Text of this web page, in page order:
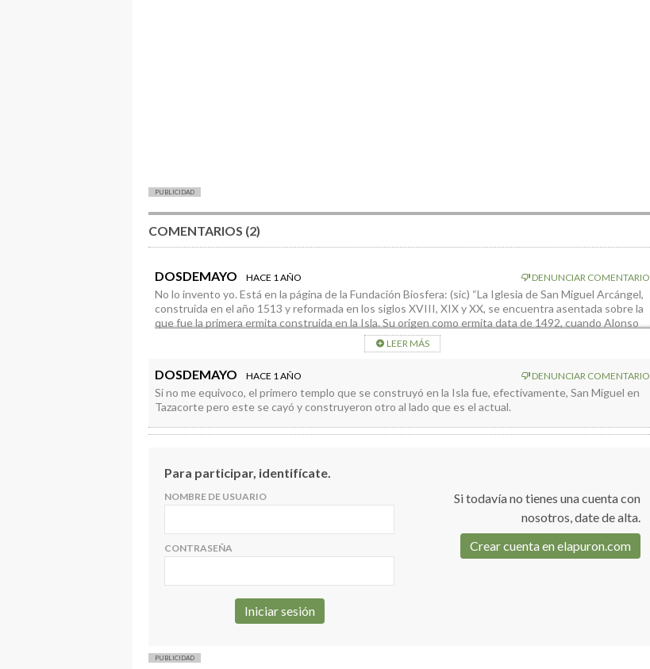
PUBLICIDAD
COMENTARIOS (2)
DOSDEMAYO HACE 1 AÑO DENUNCIAR COMENTARIO
No lo invento yo. Está en la página de la Fundación Biosfera: (sic) “La Iglesia de San Miguel Arcángel,
construida en el año 1513 y reformada en los siglos XVIII, XIX y XX, se encuentra asentada sobre la
que fue la primera ermita construida en la Isla. Su origen como ermita data de 1492, cuando Alonso
Fernández de Lugo finaliza la conquista de La Palma. En su interior se conservan algunas de las
LEER MÁS
DOSDEMAYO HACE 1 AÑO DENUNCIAR COMENTARIO
Si no me equivoco, el primero templo que se construyó en la Isla fue, efectivamente, San Miguel en
Tazacorte pero este se cayó y construyeron otro al lado que es el actual.
Para participar, identifícate.
NOMBRE DE USUARIO
CONTRASEÑA
Si todavía no tienes una cuenta con
nosotros, date de alta.
Crear cuenta en elapuron.com
PUBLICIDAD